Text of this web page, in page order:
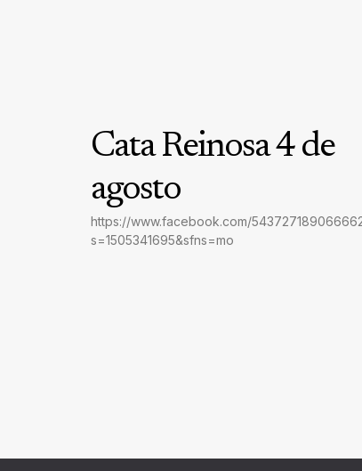
Cata Reinosa 4 de
agosto
https://www.facebook.com/
s=1505341695&sfns=mo